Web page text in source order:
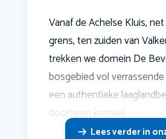
Vanaf de Achelse Kluis,
grens, ten zuiden van
trekken we domein De
bosgebied vol
een authentieke
doorheen kronkel
Lees verder in